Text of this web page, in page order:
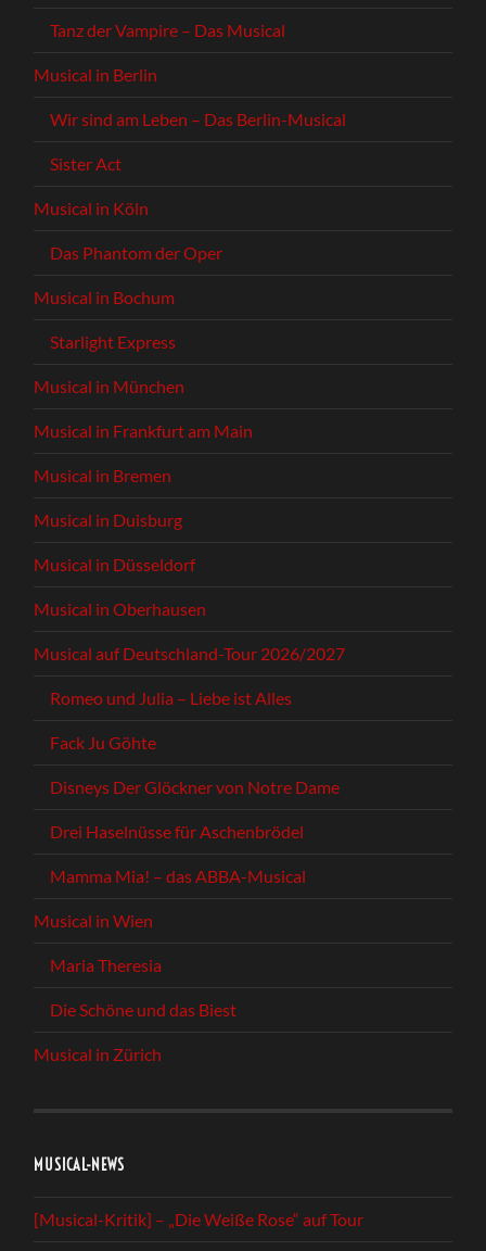
Tanz der Vampire – Das Musical
Musical in Berlin
Wir sind am Leben – Das Berlin-Musical
Sister Act
Musical in Köln
Das Phantom der Oper
Musical in Bochum
Starlight Express
Musical in München
Musical in Frankfurt am Main
Musical in Bremen
Musical in Duisburg
Musical in Düsseldorf
Musical in Oberhausen
Musical auf Deutschland-Tour 2026/2027
Romeo und Julia – Liebe ist Alles
Fack Ju Göhte
Disneys Der Glöckner von Notre Dame
Drei Haselnüsse für Aschenbrödel
Mamma Mia! – das ABBA-Musical
Musical in Wien
Maria Theresia
Die Schöne und das Biest
Musical in Zürich
MUSICAL-NEWS
[Musical-Kritik] – „Die Weiße Rose“ auf Tour